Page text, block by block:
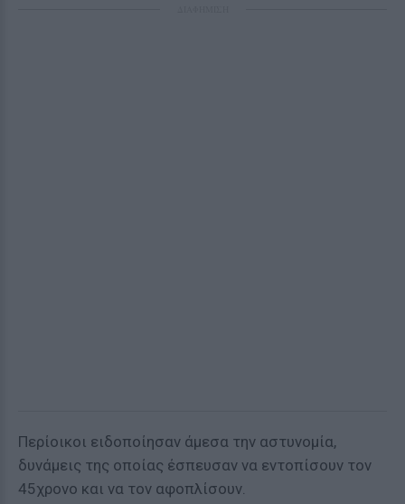
Περίοικοι ειδοποίησαν άμεσα την αστυνομία,
δυνάμεις της οποίας έσπευσαν να εντοπίσουν τον
45χρονο και να τον αφοπλίσουν.